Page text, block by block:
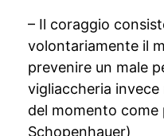
– Il coraggio
volontariamente il
prevenire un male
vigliaccheria
del momento
Schopenhauer)